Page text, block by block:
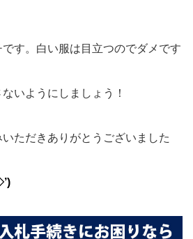
す。白い服は目立つのでダメです
いようにしましょう！
ただきありがとうございました
ゞ